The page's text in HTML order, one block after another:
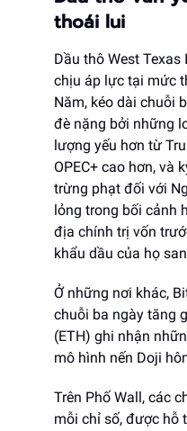
thoái lui
Dầu thô West
chịu áp lực tại mức
Năm, kéo dài chuỗi
đè nặng bởi những
lượng yếu hơn từ
OPEC+ cao hơn, và
trừng phạt đối với
lỏng trong bối cảnh
địa chính trị vốn
khẩu dầu của họ
Ở những nơi khác,
chuỗi ba ngày tăng
(ETH) ghi nhận
mô hình nến Doji
Trên Phố Wall, các
mỗi chỉ số, được hỗ